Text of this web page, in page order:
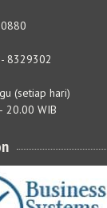
8329302
(setiap hari)
20.00 WIB